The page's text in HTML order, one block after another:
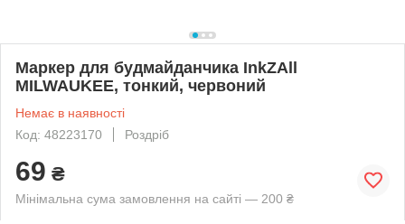
Маркер для будмайданчика InkZAll
MILWAUKEE, тонкий, червоний
Немає в наявності
Код: 48223170
Роздріб
69 ₴
Мінімальна сума замовлення на сайті — 200 ₴